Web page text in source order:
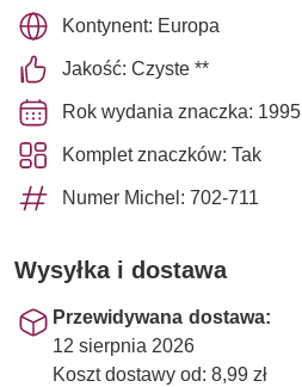
Kontynent: Europa
Jakość: Czyste **
Rok wydania znaczka: 1995
Komplet znaczków: Tak
Numer Michel: 702-711
Wysyłka i dostawa
Przewidywana dostawa:
12 sierpnia 2026
Koszt dostawy od: 8,99 zł